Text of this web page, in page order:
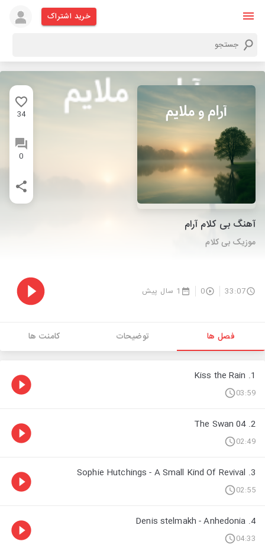
خرید اشتراک
34
0
آهنگ بی کلام آرام
موزیک بی کلام
33:07
0 1 سال پیش
فصل ها توضیحات کامنت ها
1. Kiss the Rain
03:59
2. 04 The Swan
02:49
3. Sophie Hutchings - A Small Kind Of Revival
02:55
4. Denis stelmakh - Anhedonia
04:33